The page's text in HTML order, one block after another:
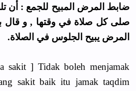
ضابط المرض المبيح للجمع : أن
صلى كل صلاة في وقتها , و قال
المرض يبيح الجلوس في الصلاة.
sakit ] Tidak boleh menjamak
sakit baik itu jamak taqdim